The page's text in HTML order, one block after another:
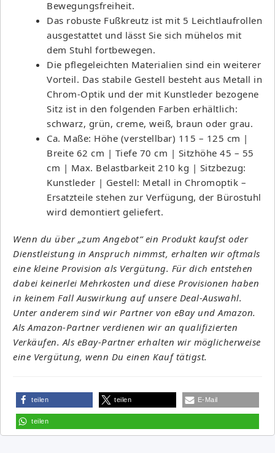
Bewegungsfreiheit.
Das robuste Fußkreutz ist mit 5 Leichtlaufrollen
ausgestattet und lässt Sie sich mühelos mit
dem Stuhl fortbewegen.
Die pflegeleichten Materialien sind ein weiterer
Vorteil. Das stabile Gestell besteht aus Metall in
Chrom-Optik und der mit Kunstleder bezogene
Sitz ist in den folgenden Farben erhältlich:
schwarz, grün, creme, weiß, braun oder grau.
Ca. Maße: Höhe (verstellbar) 115 – 125 cm |
Breite 62 cm | Tiefe 70 cm | Sitzhöhe 45 – 55
cm | Max. Belastbarkeit 210 kg | Sitzbezug:
Kunstleder | Gestell: Metall in Chromoptik –
Ersatzteile stehen zur Verfügung, der Bürostuhl
wird demontiert geliefert.
Wenn du über „zum Angebot“ ein Produkt kaufst oder
Dienstleistung in Anspruch nimmst, erhalten wir oftmals
eine kleine Provision als Vergütung. Für dich entstehen
dabei keinerlei Mehrkosten und diese Provisionen haben
in keinem Fall Auswirkung auf unsere Deal-Auswahl.
Unter anderem sind wir Partner von eBay und Amazon.
Als Amazon-Partner verdienen wir an qualifizierten
Verkäufen. Als eBay-Partner erhalten wir möglicherweise
eine Vergütung, wenn Du einen Kauf tätigst.
teilen teilen E-Mail
teilen